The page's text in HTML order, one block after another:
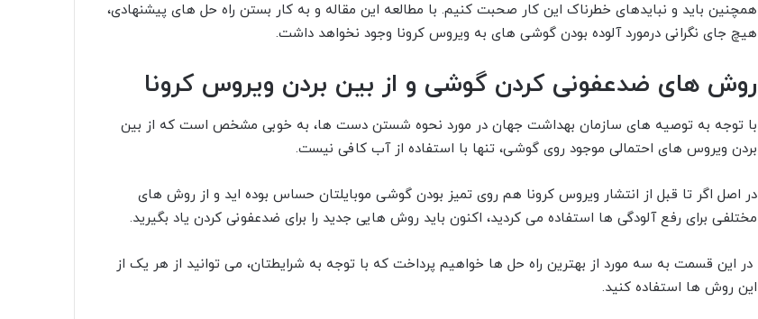
همچنین باید و نبایدهای خطرناک این کار صحبت کنیم. با مطالعه این مقاله و به کار بستن راه حل های پیشنهادی،
هیچ جای نگرانی درمورد آلوده بودن گوشی های به ویروس کرونا وجود نخواهد داشت.
روش های ضدعفونی کردن گوشی و از بین بردن ویروس کرونا
با توجه به توصیه های سازمان بهداشت جهان در مورد نحوه شستن دست ها، به خوبی مشخص است که از بین
بردن ویروس های احتمالی موجود روی گوشی، تنها با استفاده از آب کافی نیست.
در اصل اگر تا قبل از انتشار ویروس کرونا هم روی تمیز بودن گوشی موبایلتان حساس بوده اید و از روش های
مختلفی برای رفع آلودگی ها استفاده می کردید، اکنون باید روش هایی جدید را برای ضدعفونی کردن یاد بگیرید.
در این قسمت به سه مورد از بهترین راه حل ها خواهیم پرداخت که با توجه به شرایطتان، می توانید از هر یک از
این روش ها استفاده کنید.